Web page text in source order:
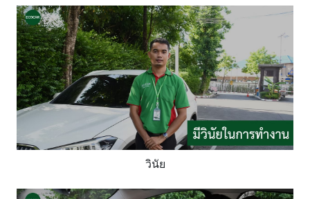
วินัย